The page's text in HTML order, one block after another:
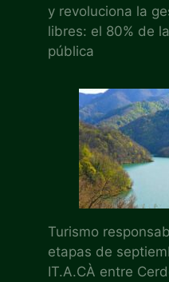
y revoluciona la
libres: el 80% de
pública
Turismo
etapas de
IT.A.CÀ entre